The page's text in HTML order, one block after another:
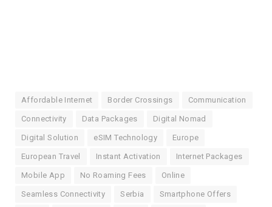
Affordable Internet Border Crossings Communication
Connectivity Data Packages Digital Nomad
Digital Solution eSIM Technology Europe
European Travel Instant Activation Internet Packages
Mobile App No Roaming Fees Online
Seamless Connectivity Serbia Smartphone Offers